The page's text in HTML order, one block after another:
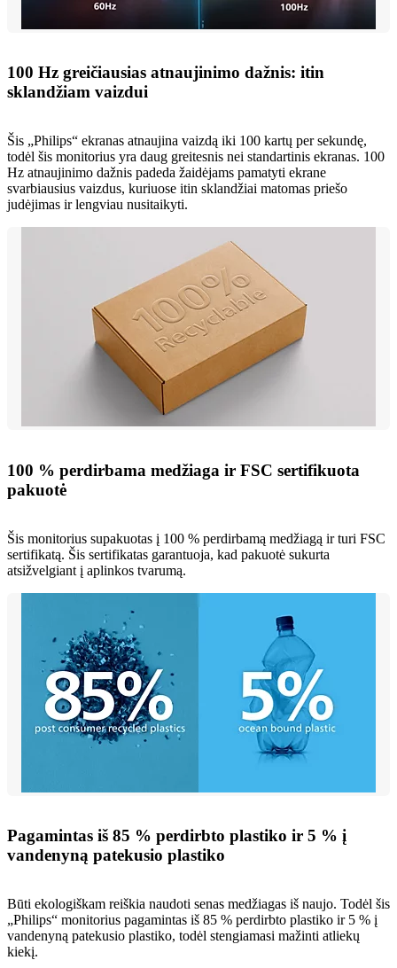
100 Hz greičiausias atnaujinimo dažnis: itin
sklandžiam vaizdui
Šis „Philips“ ekranas atnaujina vaizdą iki 100 kartų per sekundę,
todėl šis monitorius yra daug greitesnis nei standartinis ekranas. 100
Hz atnaujinimo dažnis padeda žaidėjams pamatyti ekrane
svarbiausius vaizdus, kuriuose itin sklandžiai matomas priešo
judėjimas ir lengviau nusitaikyti.
100 % perdirbama medžiaga ir FSC sertifikuota
pakuotė
Šis monitorius supakuotas į 100 % perdirbamą medžiagą ir turi FSC
sertifikatą. Šis sertifikatas garantuoja, kad pakuotė sukurta
atsižvelgiant į aplinkos tvarumą.
Pagamintas iš 85 % perdirbto plastiko ir 5 % į
vandenyną patekusio plastiko
Būti ekologiškam reiškia naudoti senas medžiagas iš naujo. Todėl šis
„Philips“ monitorius pagamintas iš 85 % perdirbto plastiko ir 5 % į
vandenyną patekusio plastiko, todėl stengiamasi mažinti atliekų
kiekį.